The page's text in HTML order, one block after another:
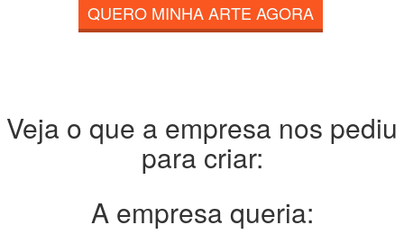
QUERO MINHA ARTE AGORA
Veja o que a empresa nos pediu
para criar:
A empresa queria: